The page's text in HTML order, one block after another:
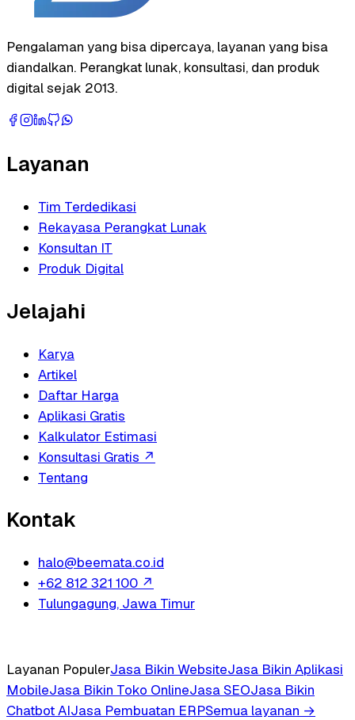
Pengalaman yang bisa dipercaya, layanan yang bisa
diandalkan. Perangkat lunak, konsultasi, dan produk
digital sejak 2013.
Layanan
Tim Terdedikasi
Rekayasa Perangkat Lunak
Konsultan IT
Produk Digital
Jelajahi
Karya
Artikel
Daftar Harga
Aplikasi Gratis
Kalkulator Estimasi
Konsultasi Gratis ↗
Tentang
Kontak
halo@beemata.co.id
+62 812 321 100 ↗
Tulungagung, Jawa Timur
Layanan PopulerJasa Bikin WebsiteJasa Bikin Aplikasi
MobileJasa Bikin Toko OnlineJasa SEOJasa Bikin
Chatbot AIJasa Pembuatan ERPSemua layanan →